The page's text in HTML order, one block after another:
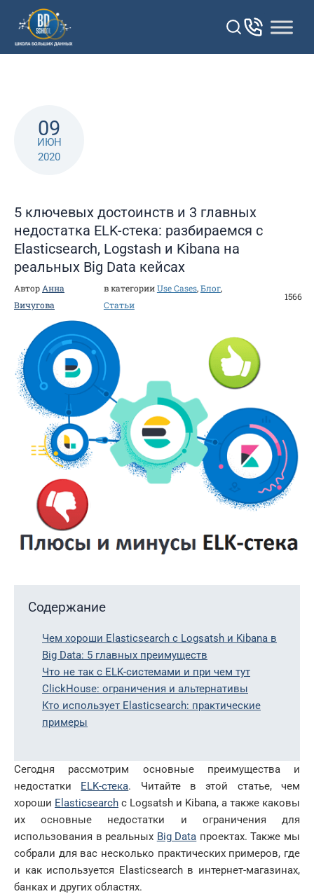
Перейти
контенту
09
ИЮН
2020
5 ключевых достоинств и 3 главных
недостатка ELK-стека: разбираемся с
Elasticsearch, Logstash и Kibana на
реальных Big Data кейсах
Автор Анна
Вичугова
в категорииUse Cases,Блог,
Статьи
1566
Содержание
Чем хороши Elasticsearch с Logsatsh и Kibana в
Big Data: 5 главных преимуществ
Что не так с ELK-системами и при чем тут
ClickHouse: ограничения и альтернативы
Кто использует Elasticsearch: практические
примеры
Сегодня рассмотрим основные преимущества и
недостатки ELK-стека. Читайте в этой статье, чем
хороши Elasticsearch с Logsatsh и Kibana, а также каковы
их основные недостатки и ограничения для
использования в реальных Big Data проектах. Также мы
собрали для вас несколько практических примеров, где
и как используется Elasticsearch в интернет-магазинах,
банках и других областях.